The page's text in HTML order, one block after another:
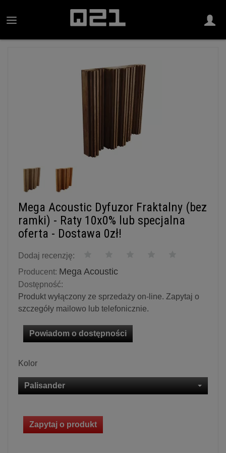
Mega Acoustic Dyfuzor Fraktalny (bez
ramki) - Raty 10x0% lub specjalna
oferta - Dostawa 0zł!
Dodaj recenzję:
Producent: Mega Acoustic
Dostępność:
Produkt wyłączony ze sprzedaży on-line. Zapytaj o
szczegóły mailowo lub telefonicznie.
Powiadom o dostępności
Kolor
Palisander
Zapytaj o produkt